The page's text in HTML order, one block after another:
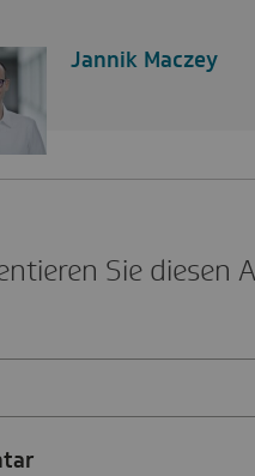
Jannik Maczey
Sie diesen